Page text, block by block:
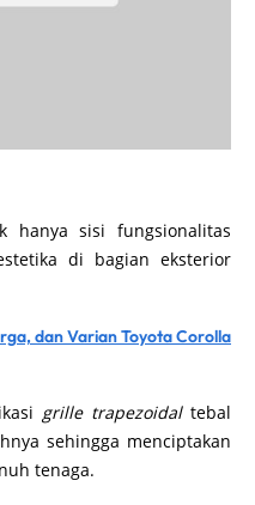
hanya sisi fungsionalitas
di bagian eksterior
dan Varian Toyota Corolla
grille trapezoidaltebal
sehingga menciptakan
tenaga.